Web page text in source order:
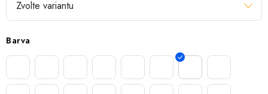
Barva